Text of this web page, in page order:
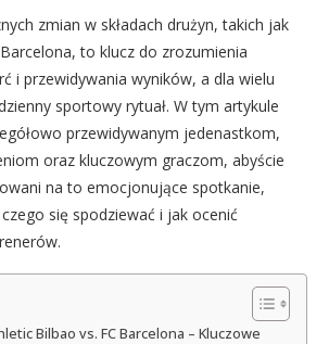
zmian w składach drużyn, takich jak
to klucz do zrozumienia
i przewidywania wyników, a dla wielu
sportowy rytuał. W tym artykule
przewidywanym jedenastkom,
oraz kluczowym graczom, abyście
na to emocjonujące spotkanie,
się spodziewać i jak ocenić
Bilbao vs. FC Barcelona – Kluczowe